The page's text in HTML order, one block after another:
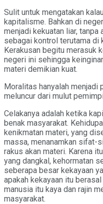
Sulit untuk mengatakan
kapitalisme. Bahkan di
menjadi kekuatan liar,
sebagai kontrol terutama di
Kerakusan begitu merasuk
negeri ini sehingga
materi demikian kuat.
Moralitas hanyalah
meluncur dari mulut
Celakanya adalah ketika
benak masyarakat.
kenikmatan materi, yang
massa, menanamkan sifat-
rakus akan materi. Karena
yang dangkal, kehormatan
seberapa besar kekayaan
apakah kekayaan itu
manusia itu kaya dan rajin
masyarakat.